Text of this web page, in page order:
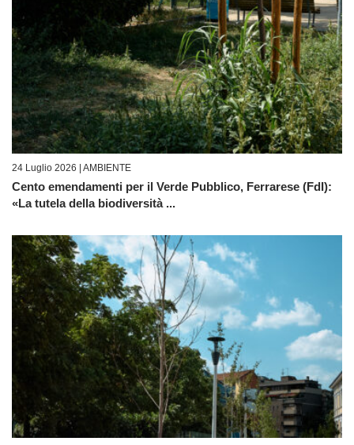
24 Luglio 2026 | AMBIENTE
Cento emendamenti per il Verde Pubblico, Ferrarese (FdI):
«La tutela della biodiversità ...